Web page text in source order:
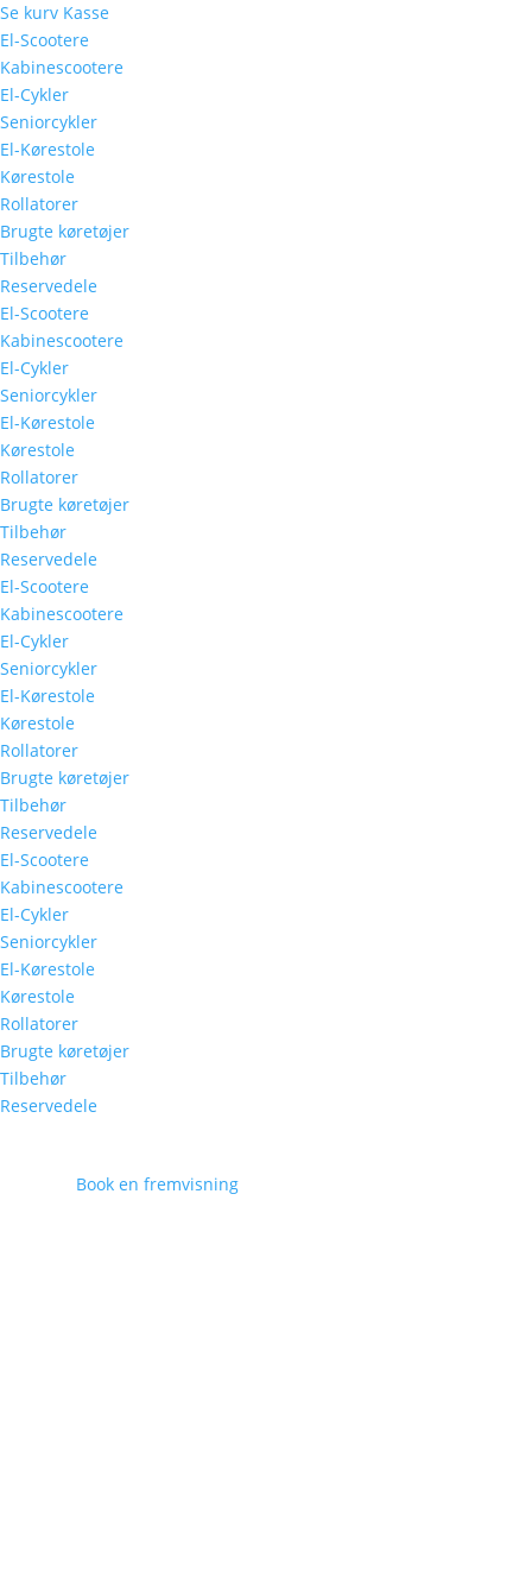
Se kurv Kasse
El-Scootere
Kabinescootere
El-Cykler
Seniorcykler
El-Kørestole
Kørestole
Rollatorer
Brugte køretøjer
Tilbehør
Reservedele
El-Scootere
Kabinescootere
El-Cykler
Seniorcykler
El-Kørestole
Kørestole
Rollatorer
Brugte køretøjer
Tilbehør
Reservedele
El-Scootere
Kabinescootere
El-Cykler
Seniorcykler
El-Kørestole
Kørestole
Rollatorer
Brugte køretøjer
Tilbehør
Reservedele
El-Scootere
Kabinescootere
El-Cykler
Seniorcykler
El-Kørestole
Kørestole
Rollatorer
Brugte køretøjer
Tilbehør
Reservedele
Book en fremvisning